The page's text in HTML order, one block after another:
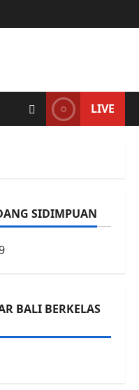
LIVE
SIDIMPUAN
BALI BERKELAS